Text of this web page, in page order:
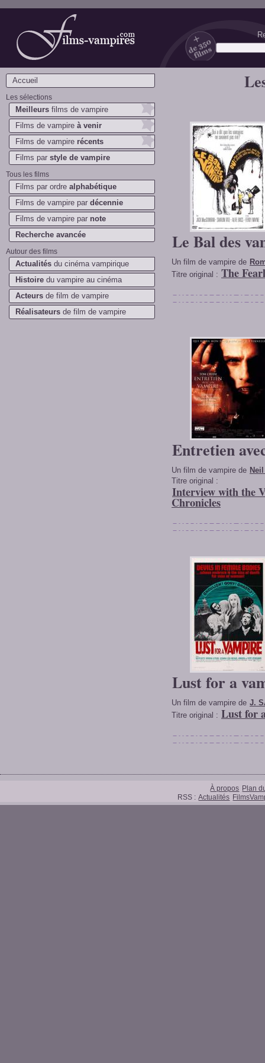
Films-vampires.com
Accueil
Les sélections
Meilleurs films de vampire
Films de vampire à venir
Films de vampire récents
Films par style de vampire
Tous les films
Films par ordre alphabétique
Films de vampire par décennie
Films de vampire par note
Recherche avancée
Autour des films
Actualités du cinéma vampirique
Histoire du vampire au cinéma
Acteurs de film de vampire
Réalisateurs de film de vampire
Le Bal des
Un film de vampire de
Titre original : The
Entretien
Un film de vampire de
Titre original :
Interview with the
Chronicles
Lust for a
Un film de vampire de J.
Titre original : Lust for
À propos Plan
RSS : Actualités